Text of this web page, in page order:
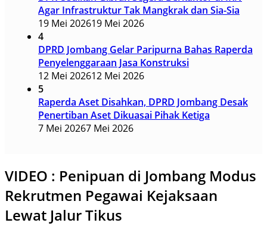
Agar Infrastruktur Tak Mangkrak dan Sia-Sia
19 Mei 202619 Mei 2026
4
DPRD Jombang Gelar Paripurna Bahas Raperda
Penyelenggaraan Jasa Konstruksi
12 Mei 202612 Mei 2026
5
Raperda Aset Disahkan, DPRD Jombang Desak
Penertiban Aset Dikuasai Pihak Ketiga
7 Mei 20267 Mei 2026
VIDEO : Penipuan di Jombang Modus
Rekrutmen Pegawai Kejaksaan
Lewat Jalur Tikus